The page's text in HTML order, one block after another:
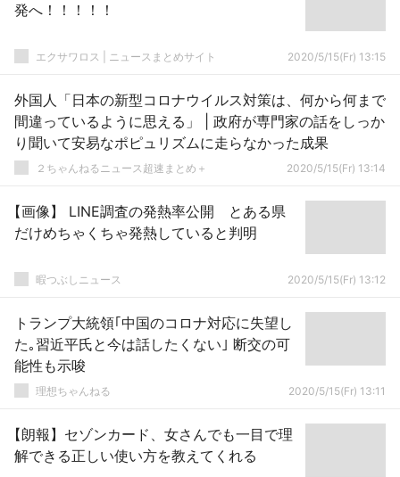
発へ！！！！！
エクサワロス | ニュースまとめサイト 2020/5/15(Fr) 13:15
外国人「日本の新型コロナウイルス対策は、何から何まで
間違っているように思える」 | 政府が専門家の話をしっか
り聞いて安易なポピュリズムに走らなかった成果
２ちゃんねるニュース超速まとめ＋ 2020/5/15(Fr) 13:14
【画像】 LINE調査の発熱率公開 とある県
だけめちゃくちゃ発熱していると判明
暇つぶしニュース 2020/5/15(Fr) 13:12
トランプ大統領｢中国のコロナ対応に失望し
た｡習近平氏と今は話したくない｣ 断交の可
能性も示唆
理想ちゃんねる 2020/5/15(Fr) 13:11
【朗報】セゾンカード、女さんでも一目で理
解できる正しい使い方を教えてくれる